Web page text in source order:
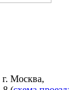
г. Москва,